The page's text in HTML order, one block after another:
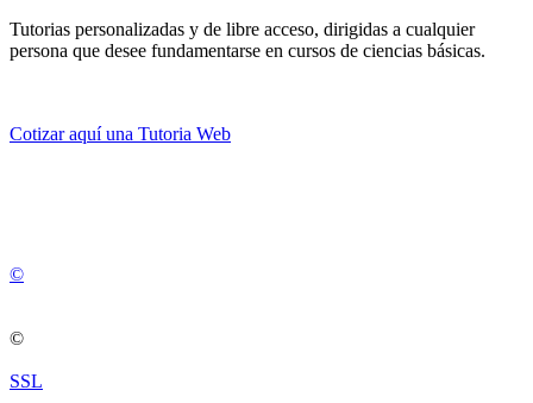
Tutorias personalizadas y de libre acceso, dirigidas a cualquier
persona que desee fundamentarse en cursos de ciencias básicas.
Cotizar aquí una Tutoria Web
©
©
SSL